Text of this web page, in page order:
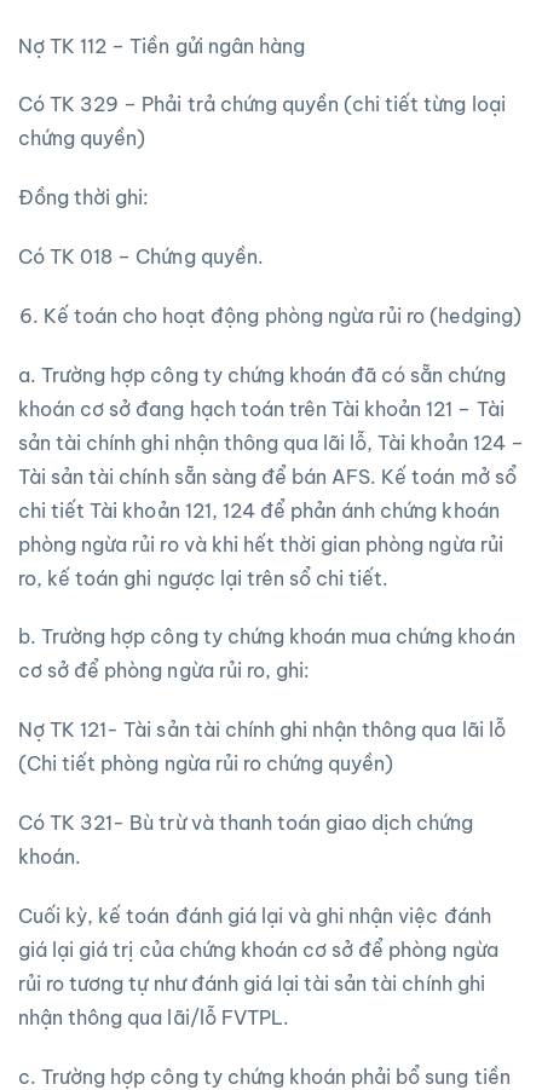
Nợ TK 112 – Tiền gửi ngân hàng
Có TK 329 – Phải trả chứng quyền (chi tiết từng loại
chứng quyền)
Đồng thời ghi:
Có TK 018 – Chứng quyền.
Kế toán cho hoạt động phòng ngừa rủi ro (hedging)
a. Trường hợp công ty chứng khoán đã có sẵn chứng
khoán cơ sở đang hạch toán trên Tài khoản 121 – Tài
sản tài chính ghi nhận thông qua lãi lỗ, Tài khoản 124 –
Tài sản tài chính sẵn sàng để bán AFS. Kế toán mở sổ
chi tiết Tài khoản 121, 124 để phản ánh chứng khoán
phòng ngừa rủi ro và khi hết thời gian phòng ngừa rủi
ro, kế toán ghi ngược lại trên sổ chi tiết.
b. Trường hợp công ty chứng khoán mua chứng khoán
cơ sở để phòng ngừa rủi ro, ghi:
Nợ TK 121- Tài sản tài chính ghi nhận thông qua lãi lỗ
(Chi tiết phòng ngừa rủi ro chứng quyền)
Có TK 321- Bù trừ và thanh toán giao dịch chứng
khoán.
Cuối kỳ, kế toán đánh giá lại và ghi nhận việc đánh
giá lại giá trị của chứng khoán cơ sở để phòng ngừa
rủi ro tương tự như đánh giá lại tài sản tài chính ghi
nhận thông qua lãi/lỗ FVTPL.
c. Trường hợp công ty chứng khoán phải bổ sung tiền